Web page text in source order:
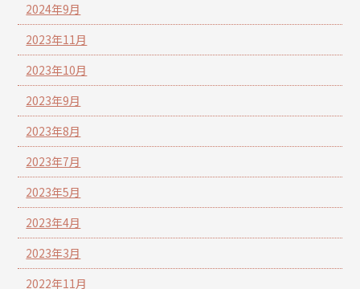
2024年9月
2023年11月
2023年10月
2023年9月
2023年8月
2023年7月
2023年5月
2023年4月
2023年3月
2022年11月